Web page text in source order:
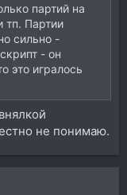
партий на
тп. Партии
сильно -
- он
это игралось
не понимаю.